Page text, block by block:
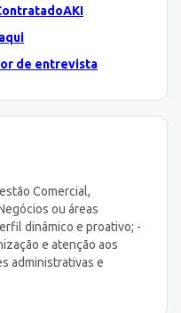
de entrevista
Comercial,
ou áreas
dinâmico e proativo; -
e atenção aos
administrativas e